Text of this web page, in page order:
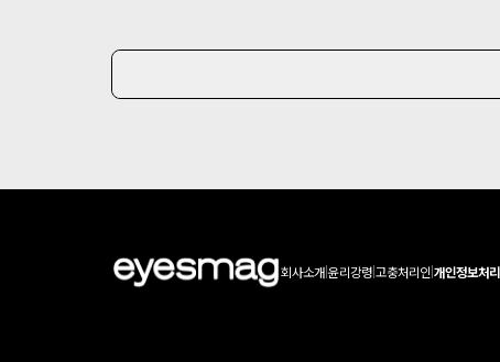
회사소개|윤리강령 고충처리인 개인정보처